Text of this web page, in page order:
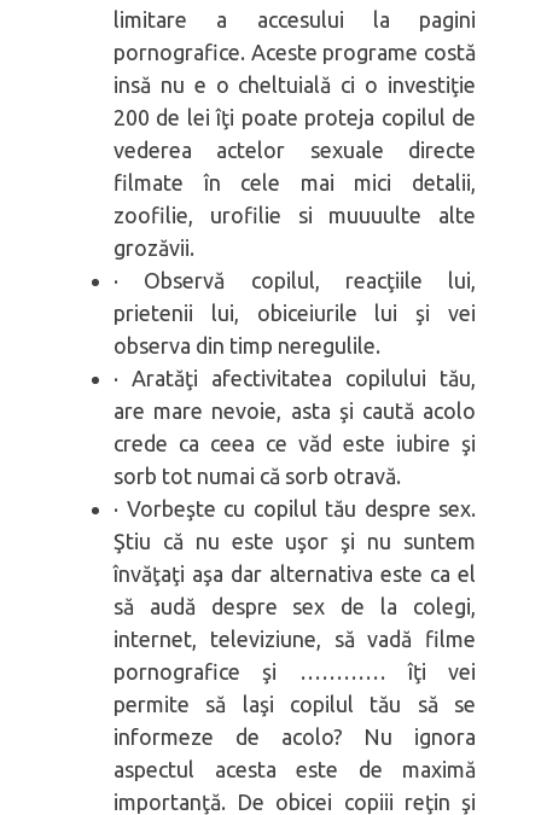
limitare a accesului la pagini
pornografice. Aceste programe costă
insă nu e o cheltuială ci o investiţie
200 de lei îţi poate proteja copilul de
vederea actelor sexuale directe
filmate în cele mai mici detalii,
zoofilie, urofilie si muuuulte alte
grozăvii.
· Observă copilul, reacţiile lui,
prietenii lui, obiceiurile lui şi vei
observa din timp neregulile.
· Aratăţi afectivitatea copilului tău,
are mare nevoie, asta şi caută acolo
crede ca ceea ce văd este iubire şi
sorb tot numai că sorb otravă.
· Vorbeşte cu copilul tău despre sex.
Ştiu că nu este uşor şi nu suntem
învăţaţi aşa dar alternativa este ca el
să audă despre sex de la colegi,
internet, televiziune, să vadă filme
pornografice şi ………… îţi vei
permite să laşi copilul tău să se
informeze de acolo? Nu ignora
aspectul acesta este de maximă
importanţă. De obicei copiii reţin şi